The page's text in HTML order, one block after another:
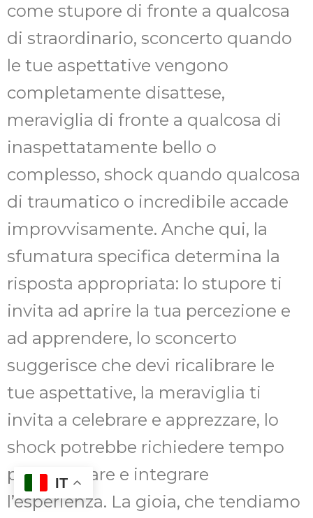
come stupore di fronte a qualcosa
di straordinario, sconcerto quando
le tue aspettative vengono
completamente disattese,
meraviglia di fronte a qualcosa di
inaspettatamente bello o
complesso, shock quando qualcosa
di traumatico o incredibile accade
improvvisamente. Anche qui, la
sfumatura specifica determina la
risposta appropriata: lo stupore ti
invita ad aprire la tua percezione e
ad apprendere, lo sconcerto
suggerisce che devi ricalibrare le
tue aspettative, la meraviglia ti
invita a celebrare e apprezzare, lo
shock potrebbe richiedere tempo
per elaborare e integrare
l’esperienza. La gioia, che tendiamo
IT